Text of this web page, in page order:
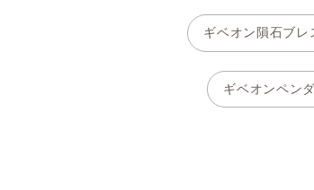
ギベオン隕石ブレ
ギベオンペン